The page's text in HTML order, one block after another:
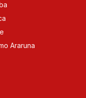
Araruna